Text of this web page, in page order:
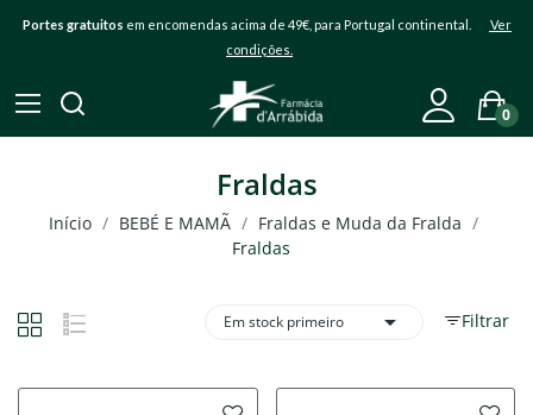
Portes gratuitos em encomendas acima de 49€, para Portugal continental. Ver
condições.
0
Fraldas
Início BEBÉ E MAMÃ
Fraldas e Muda da Fralda
Fraldas
Filtrar
Em stock primeiro 